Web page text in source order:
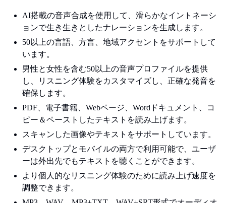
AI搭載の音声合成を使用して、滑らかなイントネーシ
ョンで生き生きとしたナレーションを生成します。
50以上の言語、方言、地域アクセントをサポートして
います。
男性と女性を含む50以上の音声プロファイルを提供
し、リスニング体験をカスタマイズし、正確な発音を
確保します。
PDF、電子書籍、Webページ、Wordドキュメント、コ
ピー＆ペーストしたテキストを読み上げます。
スキャンした画像やテキストをサポートしています。
デスクトップとモバイルの両方で利用可能で、ユーザ
ーは外出先でもテキストを聴くことができます。
より個人的なリスニング体験のために読み上げ速度を
調整できます。